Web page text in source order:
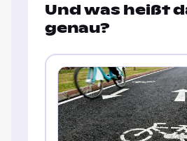
Und was heißt
genau?